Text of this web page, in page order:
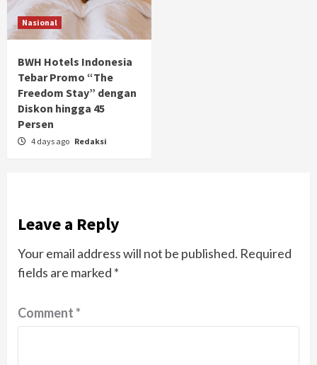
Nasional
BWH Hotels Indonesia
Tebar Promo “The
Freedom Stay” dengan
Diskon hingga 45
Persen
4 days ago Redaksi
Leave a Reply
Your email address will not be published. Required
fields are marked *
Comment*